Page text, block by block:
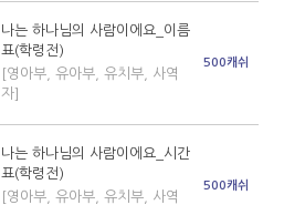
나는 하나님의 사람이에요_이름
표(학령전)
[영아부, 유아부, 유치부, 사역
자]
500캐쉬
나는 하나님의 사람이에요_시간
표(학령전)
[영아부, 유아부, 유치부, 사역
500캐쉬